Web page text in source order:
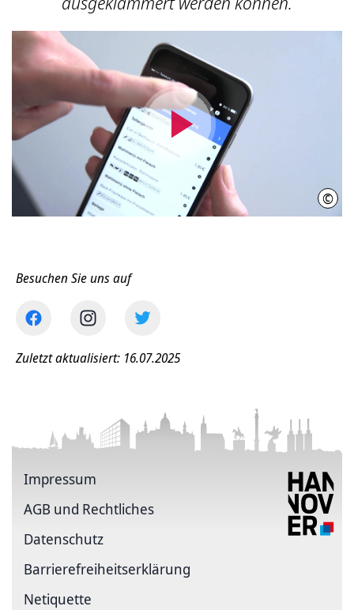
Video
abspielen
©
Besuchen Sie uns auf
Zuletzt aktualisiert: 16.07.2025
Impressum
AGB und Rechtliches
Datenschutz
Barriere­freiheits­erklärung
Netiquette